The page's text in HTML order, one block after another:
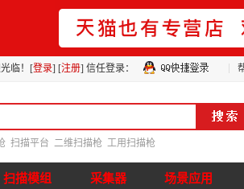
临！[登录] [注册] 信任登录：
扫描平台 二维扫描枪 工用扫描枪
扫描模组 采集器 场景应用